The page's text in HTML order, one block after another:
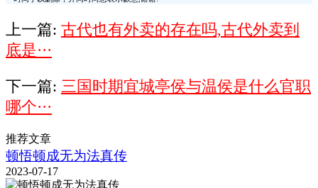
上一篇: 古代也有外卖的存在吗,古代外卖到
底是···
下一篇: 三国时期宜城亭侯与温侯是什么官职
哪个···
推荐文章
顿悟顿成无为法真传
2023-07-17